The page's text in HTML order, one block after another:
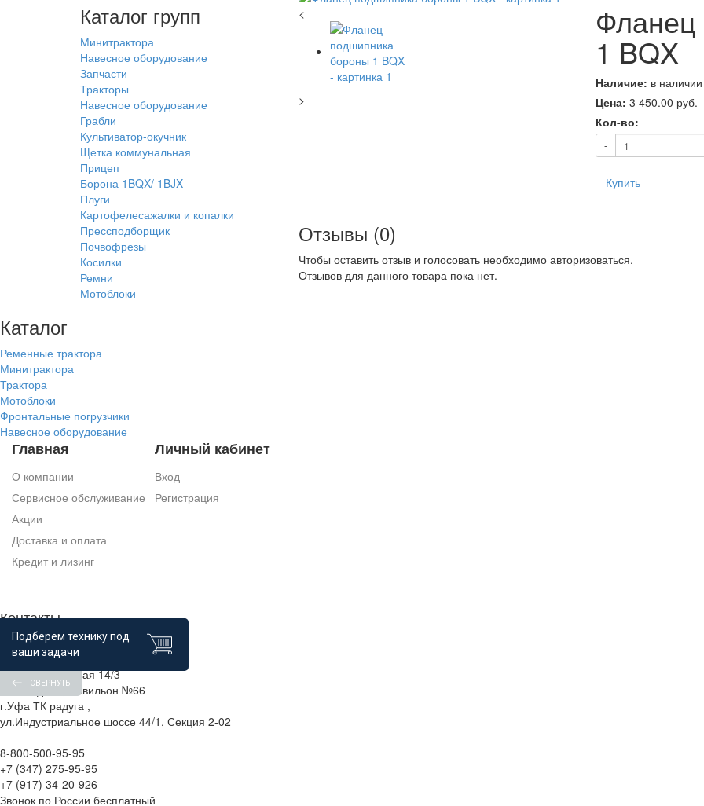
Каталог групп
Минитрактора
Навесное оборудование
Запчасти
Тракторы
Навесное оборудование
Грабли
Культиватор-окучник
Щетка коммунальная
Прицеп
Борона 1BQX/ 1BJX
Плуги
Картофелесажалки и копалки
Прессподборщик
Почвофрезы
Косилки
Ремни
Мотоблоки
<
>
1 BQX
Наличие: в наличии
Цена: 3 450.00 руб.
Кол-во:
-
Купить
Отзывы (0)
Чтобы оcтавить отзыв и голосовать необходимо авторизоваться.
Отзывов для данного товара пока нет.
Каталог
Ременные трактора
Минитрактора
Трактора
Мотоблоки
Фронтальные погрузчики
Навесное оборудование
Главная
О компании
Сервисное обслуживание
Акции
Доставка и оплата
Кредит и лизинг
Личный кабинет
Вход
Регистрация
Контакты
г.Уфа, п.Зинино, ул.Строительная 1
г.Уфа, ул Боровая 14/3
ТК "Юлдаш", Павильон №66
г.Уфа ТК радуга ,
ул.Индустриальное шоссе 44/1, Секция 2-02
8-800-500-95-95
+7 (347) 275-95-95
+7 (917) 34-20-926
Звонок по России бесплатный
Подберем технику под
ваши задачи
СВЕРНУТЬ